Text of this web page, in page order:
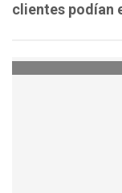
clientes podían